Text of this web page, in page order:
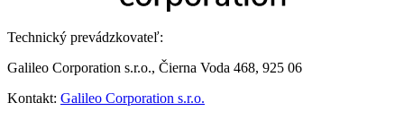
Technický prevádzkovateľ:
Galileo Corporation s.r.o., Čierna Voda 468, 925 06
Kontakt: Galileo Corporation s.r.o.